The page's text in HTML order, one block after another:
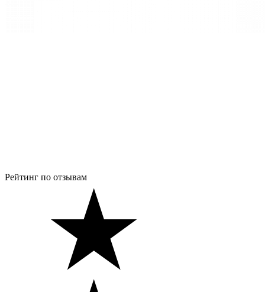
Рейтинг по отзывам